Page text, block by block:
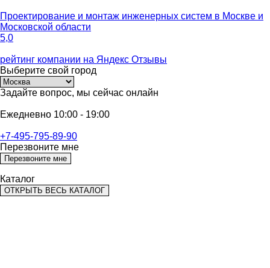
Проектирование и монтаж инженерных систем в Москве и
Московской области
5,0
рейтинг компании на Яндекс Отзывы
Выберите свой город
Задайте вопрос, мы сейчас онлайн
Ежедневно 10:00 - 19:00
+7-495-795-89-90
Перезвоните мне
Перезвоните мне
Каталог
ОТКРЫТЬ ВЕСЬ КАТАЛОГ